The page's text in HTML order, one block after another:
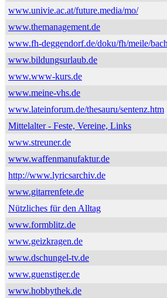
www.univie.ac.at/future.media/mo/
www.themanagement.de
www.fh-deggendorf.de/doku/fh/meile/
www.bildungsurlaub.de
www.www-kurs.de
www.meine-vhs.de
www.lateinforum.de/thesauru/sentenz.htm
Mittelalter - Feste, Vereine, Links
www.streuner.de
www.waffenmanufaktur.de
http://www.lyricsarchiv.de
www.gitarrenfete.de
Nützliches für den Alltag
www.formblitz.de
www.geizkragen.de
www.dschungel-tv.de
www.guenstiger.de
www.hobbythek.de